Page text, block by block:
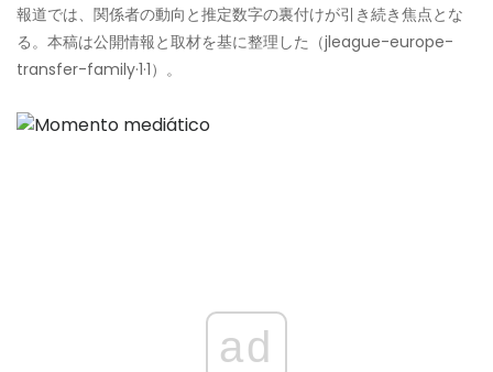
報道では、関係者の動向と推定数字の裏付けが引き続き焦点とな
る。本稿は公開情報と取材を基に整理した（jleague-europe-
transfer-family·1·1）。
ad